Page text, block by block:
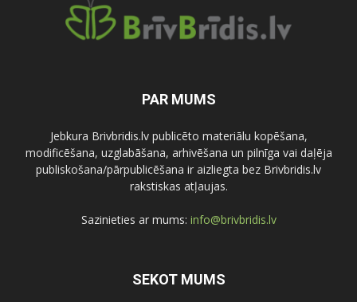
PAR MUMS
Jebkura Brivbridis.lv publicēto materiālu kopēšana,
modificēšana, uzglabāšana, arhivēšana un pilnīga vai daļēja
publiskošana/pārpublicēšana ir aizliegta bez Brivbridis.lv
rakstiskas atļaujas.
Sazinieties ar mums: info@brivbridis.lv
SEKOT MUMS